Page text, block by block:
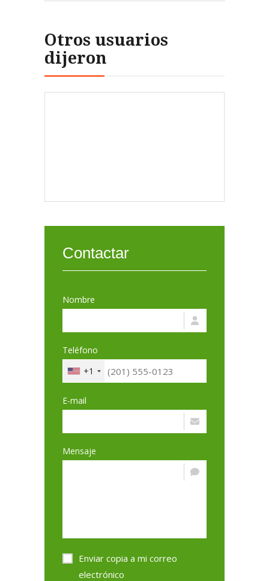
Otros usuarios
dijeron
Contactar
Nombre
Teléfono
+1
E-mail
Mensaje
Enviar copia a mi correo
electrónico